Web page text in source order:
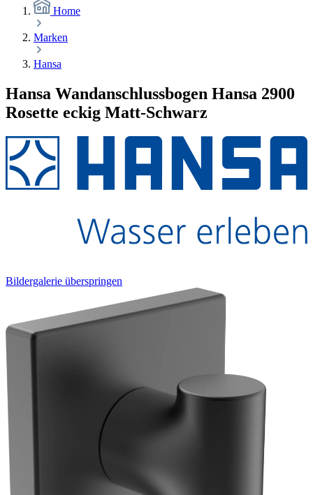
Home
Marken
Hansa
Hansa Wandanschlussbogen Hansa 2900
Rosette eckig Matt-Schwarz
Bildergalerie überspringen